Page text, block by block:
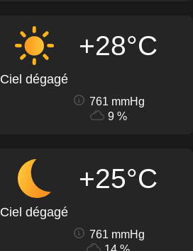
+28°C
Ciel dégagé
761 mmHg
9 %
+25°C
Ciel dégagé
761 mmHg